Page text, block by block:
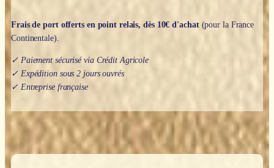
Frais de port offerts en point relais, dès 10€ d'achat(pour la France
Continentale).
✓ Paiement sécurisé via Crédit Agricole
✓ Expédition sous 2 jours ouvrés
✓ Entreprise française